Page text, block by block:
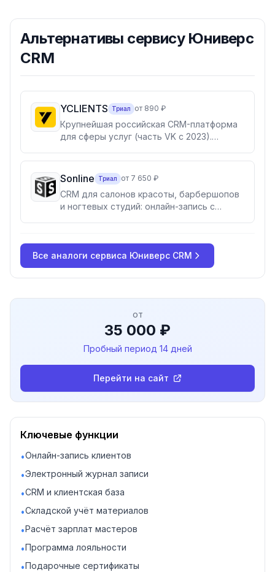
Альтернативы сервису Юниверс
CRM
YCLIENTS Триал от 890 ₽
Крупнейшая российская CRM-платформа
для сферы услуг (часть VK с 2023).
электронный журнал, программы
лояльности, СБП с низкой комиссией,
YPLACES (мобильное приложение), YBOX
(smart-касса). 55 000+ компаний.
Sonline Триал от 7 650 ₽
CRM для салонов красоты, барбершопов
и ногтевых студий: онлайн-запись с
бонусные программы. Для одиночного
мастера и сетей.
Все аналоги сервиса Юниверс CRM
от
35 000 ₽
Пробный период 14 дней
Перейти на сайт
Ключевые функции
•Онлайн-запись клиентов
•Электронный журнал записи
•CRM и клиентская база
•Складской учёт материалов
•Расчёт зарплат мастеров
•Программа лояльности
•Подарочные сертификаты